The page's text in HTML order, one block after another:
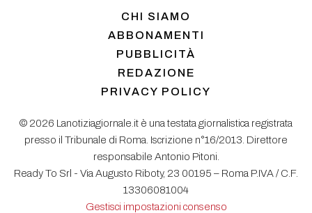
CHI SIAMO
ABBONAMENTI
PUBBLICITÀ
REDAZIONE
PRIVACY POLICY
© 2026 Lanotiziagiornale.it è una testata giornalistica registrata
presso il Tribunale di Roma. Iscrizione n°16/2013. Direttore
responsabile Antonio Pitoni.
Ready To Srl - Via Augusto Riboty, 23 00195 – Roma P.IVA / C.F.
13306081004
Gestisci impostazioni consenso